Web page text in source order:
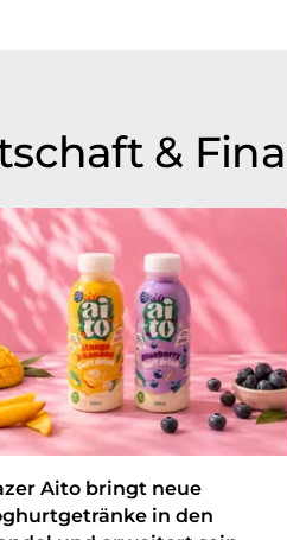
&
Aito bringt neue
in den